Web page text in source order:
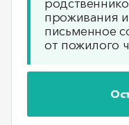
проживания
письменное
от пожилого